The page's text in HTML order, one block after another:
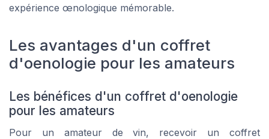
expérience œnologique mémorable.
Les avantages d'un coffret
d'oenologie pour les amateurs
Les bénéfices d'un coffret d'oenologie
pour les amateurs
Pour un amateur de vin, recevoir un coffret